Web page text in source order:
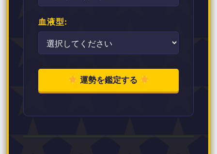
血液型:
運勢を鑑定する